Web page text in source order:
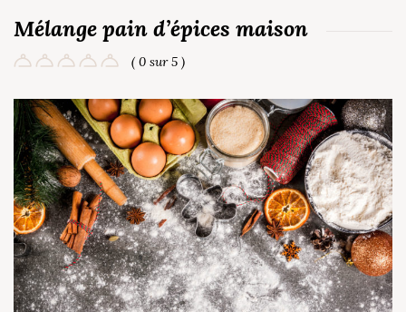
Mélange pain d’épices maison
( 0 sur 5 )